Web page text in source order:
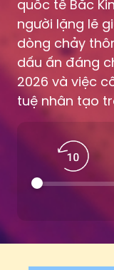
quốc tế Bắc
người lặng lẽ
dòng chảy
dấu ấn đáng
2026 và việc
tuệ nhân tạo